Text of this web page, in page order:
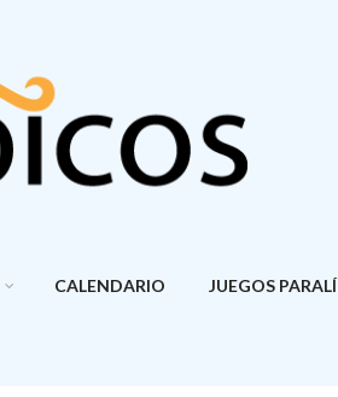
CALENDARIO JUEGOS